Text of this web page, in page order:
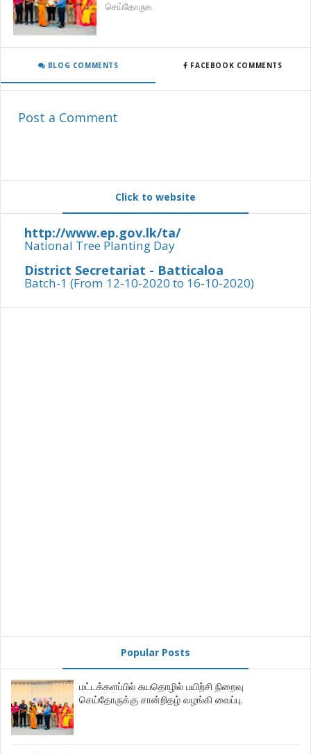
செய்தோருக
BLOG COMMENTS FACEBOOK COMMENTS
Post a Comment
Click to website
http://www.ep.gov.lk/ta/
National Tree Planting Day
District Secretariat - Batticaloa
Batch-1 (From 12-10-2020 to 16-10-2020)
Popular Posts
மட்டக்களப்பில் சுயதொழில் பயிற்சி நிறைவு
செய்தோருக்கு சான்றிதழ் வழங்கி வைப்பு.